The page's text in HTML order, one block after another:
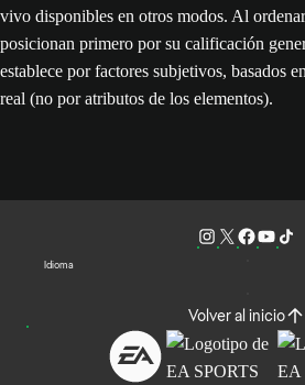
vivo disponibles en otros modos. Al
posicionan primero por su calificación
establece por factores subjetivos, basados
real (no por atributos de los elementos).
Idioma
Volver al inicio